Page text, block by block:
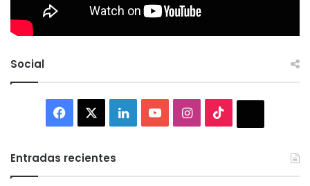
Social
Facebook LinkedInYouTubeInstagram
Entradas recientes